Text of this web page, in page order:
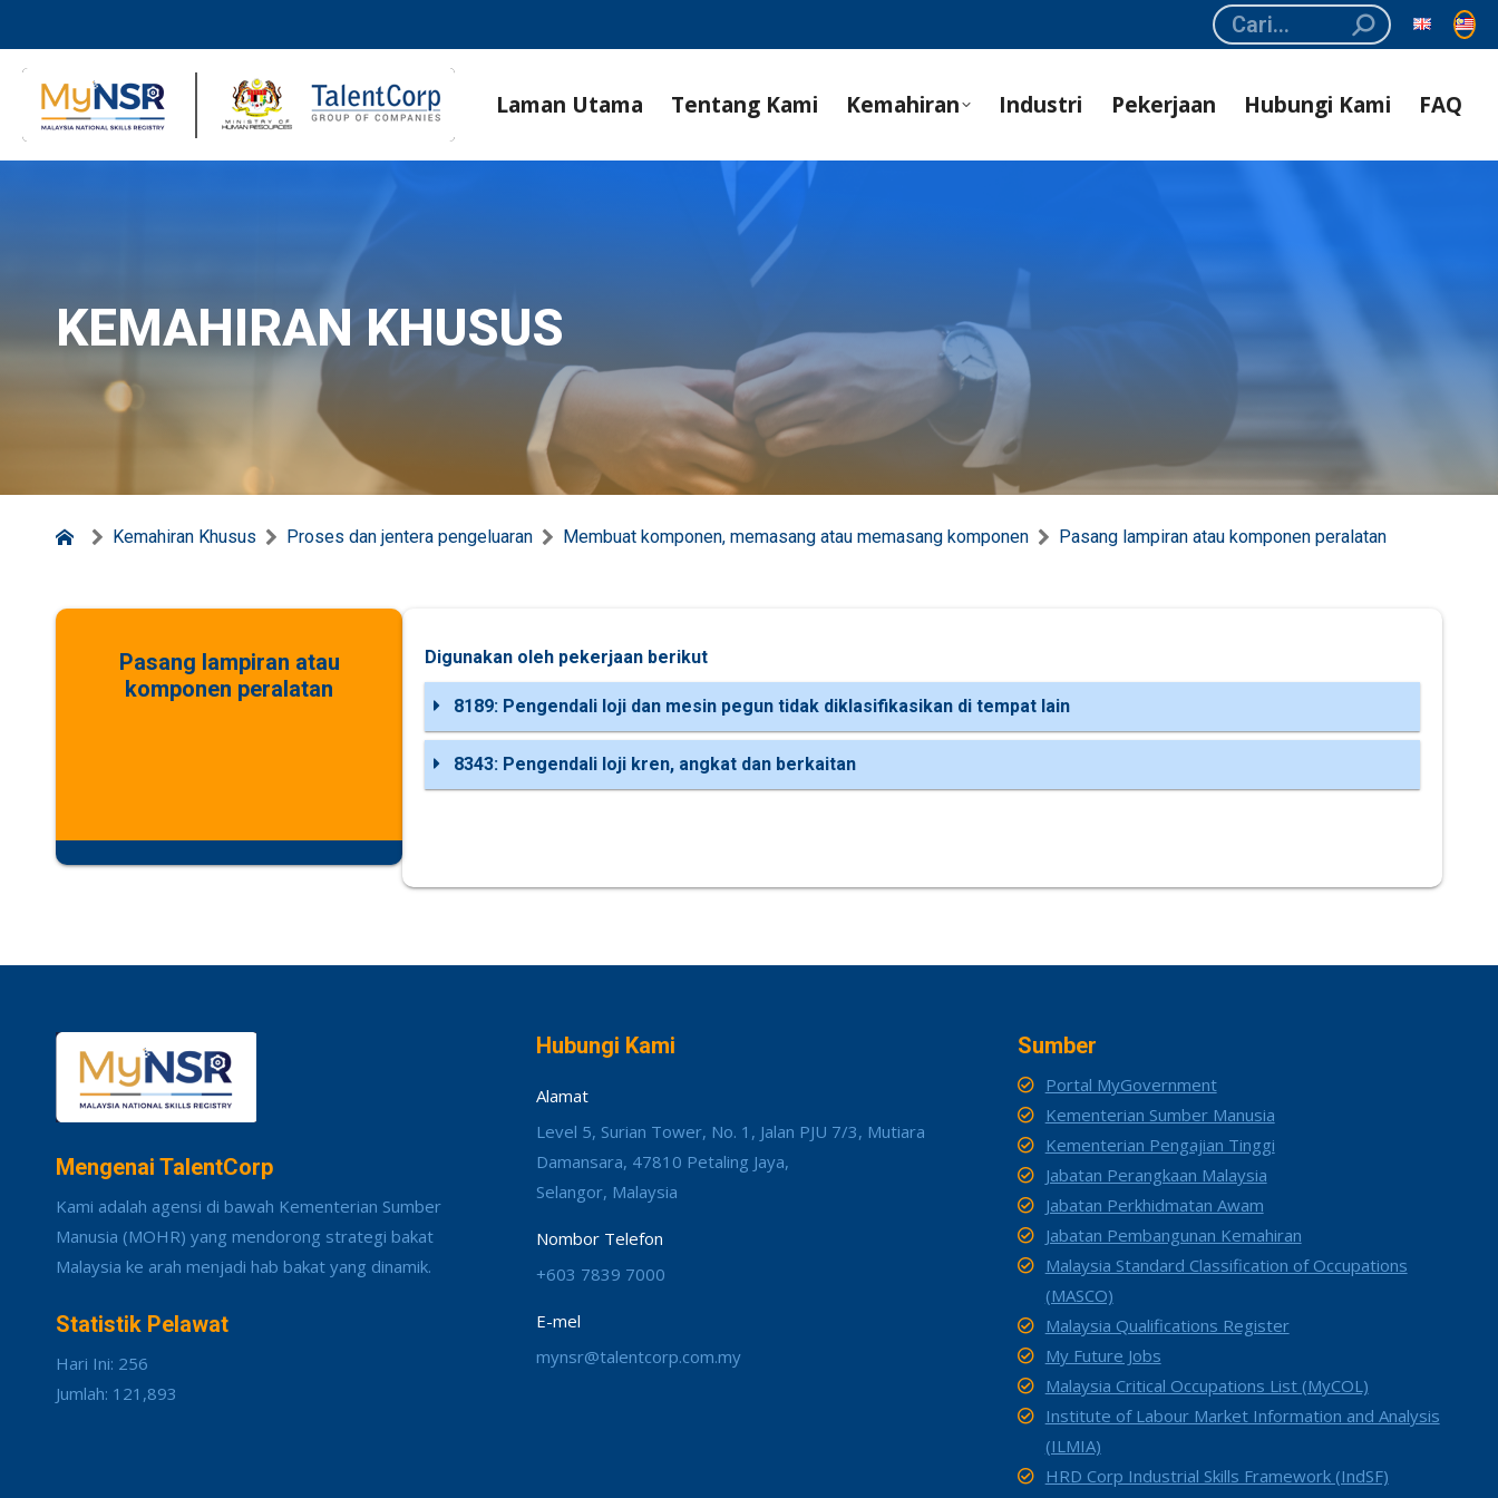
Search:
Laman Utama Tentang Kami Kemahiran Industri Pekerjaan Hubungi Kami FAQ
KEMAHIRAN KHUSUS
Kemahiran Khusus Proses dan jentera pengeluaran Membuat komponen, memasang atau memasang komponen Pasang lampiran atau komponen peralatan
Pasang lampiran atau
komponen peralatan
Digunakan oleh pekerjaan berikut
8189: Pengendali loji dan mesin pegun tidak diklasifikasikan di tempat lain
8343: Pengendali loji kren, angkat dan berkaitan
Mengenai TalentCorp
Kami adalah agensi di bawah Kementerian Sumber
Manusia (MOHR) yang mendorong strategi bakat
Malaysia ke arah menjadi hab bakat yang dinamik.
Statistik Pelawat
Hari Ini: 256
Jumlah: 121,893
Hubungi Kami
Alamat
Level 5, Surian Tower, No. 1, Jalan PJU 7/3, Mutiara
Damansara, 47810 Petaling Jaya,
Selangor, Malaysia
Nombor Telefon
+603 7839 7000
E-mel
mynsr@talentcorp.com.my
Sumber
Portal MyGovernment
Kementerian Sumber Manusia
Kementerian Pengajian Tinggi
Jabatan Perangkaan Malaysia
Jabatan Perkhidmatan Awam
Jabatan Pembangunan Kemahiran
Malaysia Standard Classification of Occupations
(MASCO)
Malaysia Qualifications Register
My Future Jobs
Malaysia Critical Occupations List (MyCOL)
Institute of Labour Market Information and Analysis
(ILMIA)
HRD Corp Industrial Skills Framework (IndSF)